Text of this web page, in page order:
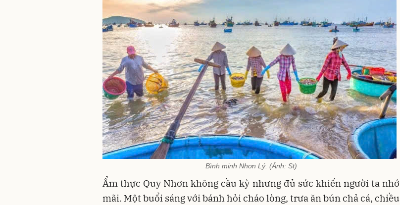
Bình minh Nhơn Lý. (Ảnh: St)
Ẩm thực Quy Nhơn không cầu kỳ nhưng đủ sức khiến người ta nhớ
mãi. Một buổi sáng với bánh hỏi cháo lòng, trưa ăn bún chả cá, chiều